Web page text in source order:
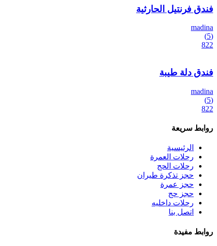
فندق فرنتيل الحارثية
madina
(5)
822
فندق دلة طيبة
madina
(5)
822
روابط سريعة
الرئيسية
رحلات العمرة
رحلات الحج
حجز تذكرة طيران
حجز عمرة
حجز حج
رحلات داخليه
اتصل بنا
روابط مفيدة